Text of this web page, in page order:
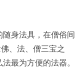
身法具，在僧俗间
、法、僧三宝之
最为方便的法器。